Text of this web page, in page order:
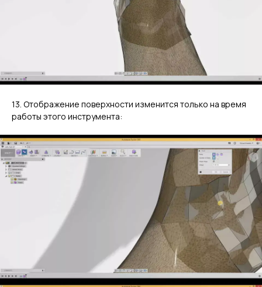
13. Отображение поверхности изменится только на время
работы этого инструмента: